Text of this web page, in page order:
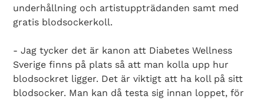
underhållning och artistuppträdanden samt med
gratis blodsockerkoll.
- Jag tycker det är kanon att Diabetes Wellness
Sverige finns på plats så att man kolla upp hur
blodsockret ligger. Det är viktigt att ha koll på sitt
blodsocker. Man kan då testa sig innan loppet, för